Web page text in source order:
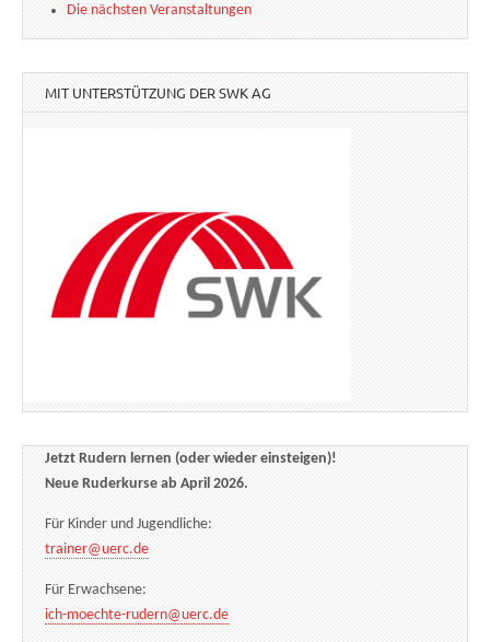
Die nächsten Veranstaltungen
MIT UNTERSTÜTZUNG DER SWK AG
Jetzt Rudern lernen (oder wieder einsteigen)!
Neue Ruderkurse ab April 2026.
Für Kinder und Jugendliche:
trainer@uerc.de
Für Erwachsene:
ich-moechte-rudern@uerc.de